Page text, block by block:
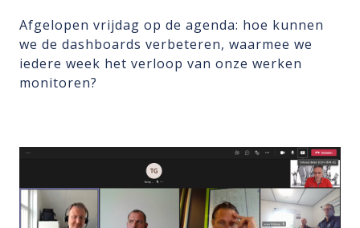
Afgelopen vrijdag op de agenda: hoe kunnen
we de dashboards verbeteren, waarmee we
iedere week het verloop van onze werken
monitoren?